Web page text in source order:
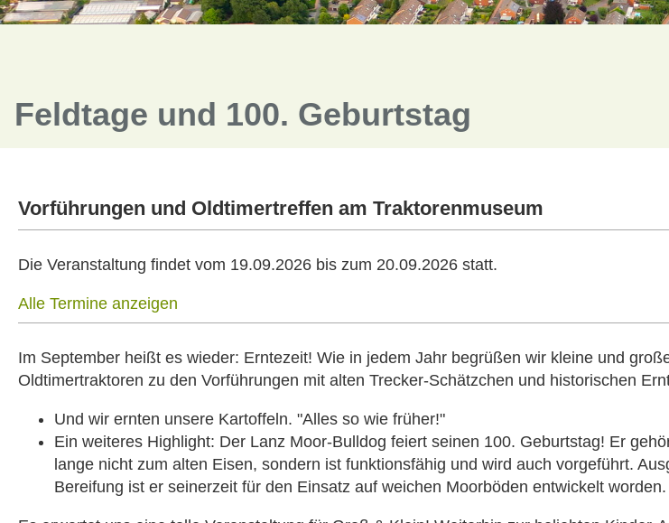
Feldtage und 100. Geburtstag
Vorführungen und Oldtimertreffen am Traktorenmuseum
Die Veranstaltung findet vom 19.09.2026 bis zum 20.09.2026 statt.
Alle Termine anzeigen
Im September heißt es wieder: Erntezeit! Wie in jedem Jahr begrüßen wir kleine und
Oldtimertraktoren zu den Vorführungen mit alten Trecker-Schätzchen und historischen
Und wir ernten unsere Kartoffeln. "Alles so wie früher!"
Ein weiteres Highlight: Der Lanz Moor-Bulldog feiert seinen 100. Geburtstag! Er
lange nicht zum alten Eisen, sondern ist funktionsfähig und wird auch vorgeführt.
Bereifung ist er seinerzeit für den Einsatz auf weichen Moorböden entwickelt worden.